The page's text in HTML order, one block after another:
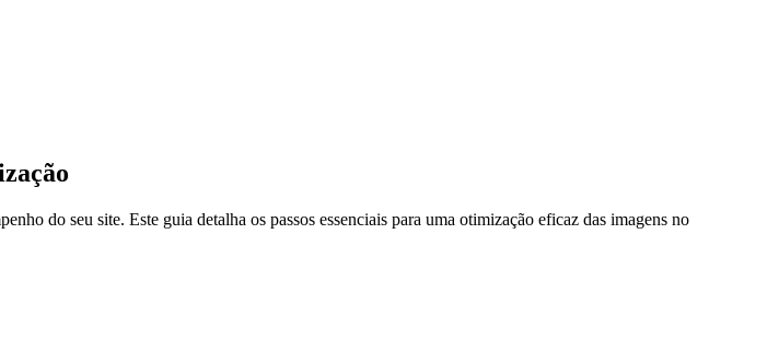
do seu site. Este guia detalha os passos essenciais para uma otimização eficaz das imagens no